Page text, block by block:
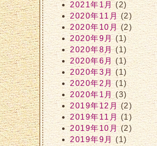
2021年1月(2)
2020年11月(2)
2020年10月(2)
2020年9月(1)
2020年8月(1)
2020年6月 (1)
2020年3月(1)
2020年2月(1)
2020年1月(3)
2019年12月(2)
2019年11月(1)
2019年10月(2)
2019年9月(1)